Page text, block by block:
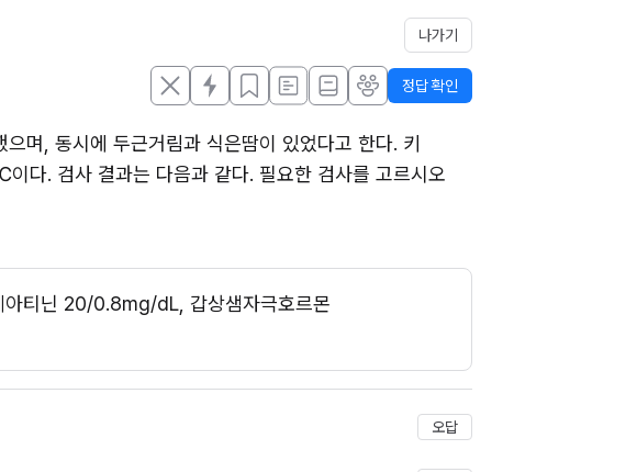
나가기
정답 확인
며, 동시에 두근거림과 식은땀이 있었다고 한다. 키
. 검사 결과는 다음과 같다. 필요한 검사를 고르시오
아티닌 20/0.8mg/dL, 갑상샘자극호르몬
저장
오답